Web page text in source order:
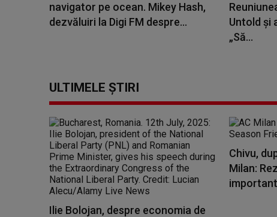
navigator pe ocean. Mikey Hash,
dezvăluiri la Digi FM despre...
Untold și
„Să...
ULTIMELE ȘTIRI
Ilie Bolojan, despre economia de
Chivu,
Milan: